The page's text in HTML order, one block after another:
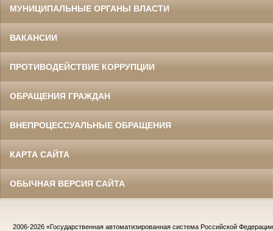
МУНИЦИПАЛЬНЫЕ ОРГАНЫ ВЛАСТИ
ВАКАНСИИ
ПРОТИВОДЕЙСТВИЕ КОРРУПЦИИ
ОБРАЩЕНИЯ ГРАЖДАН
ВНЕПРОЦЕССУАЛЬНЫЕ ОБРАЩЕНИЯ
КАРТА САЙТА
ОБЫЧНАЯ ВЕРСИЯ САЙТА
2006-2026 «Государственная автоматизированная система Российской